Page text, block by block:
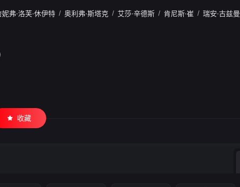
妮弗·洛芙·休伊特 / 奥利弗·斯塔克 / 艾莎·辛德斯 / 肯尼斯·崔 / 瑞安·古兹曼
收藏